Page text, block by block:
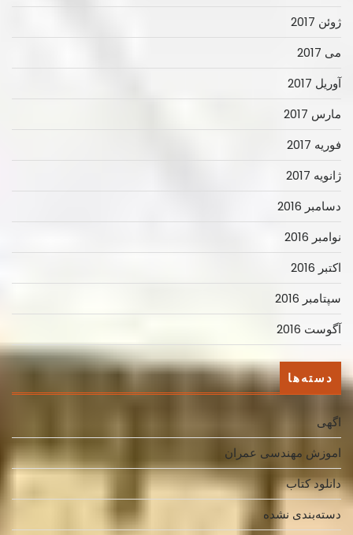
ژوئن 2017
می 2017
آوریل 2017
مارس 2017
فوریه 2017
ژانویه 2017
دسامبر 2016
نوامبر 2016
اکتبر 2016
سپتامبر 2016
آگوست 2016
دسته‌ها
اگهی
اموزش مهندسی عمران
دانلود کتاب
دسته‌بندی نشده